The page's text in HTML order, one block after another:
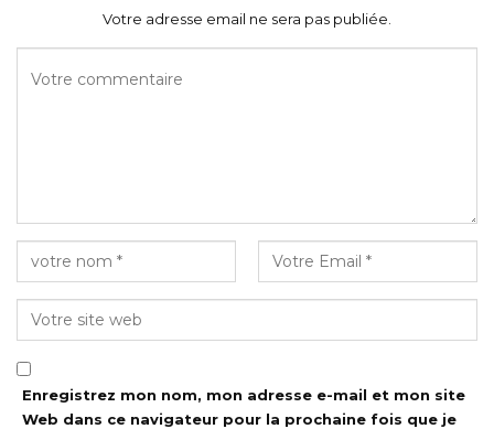
Votre adresse email ne sera pas publiée.
Enregistrez mon nom, mon adresse e-mail et mon site
Web dans ce navigateur pour la prochaine fois que je